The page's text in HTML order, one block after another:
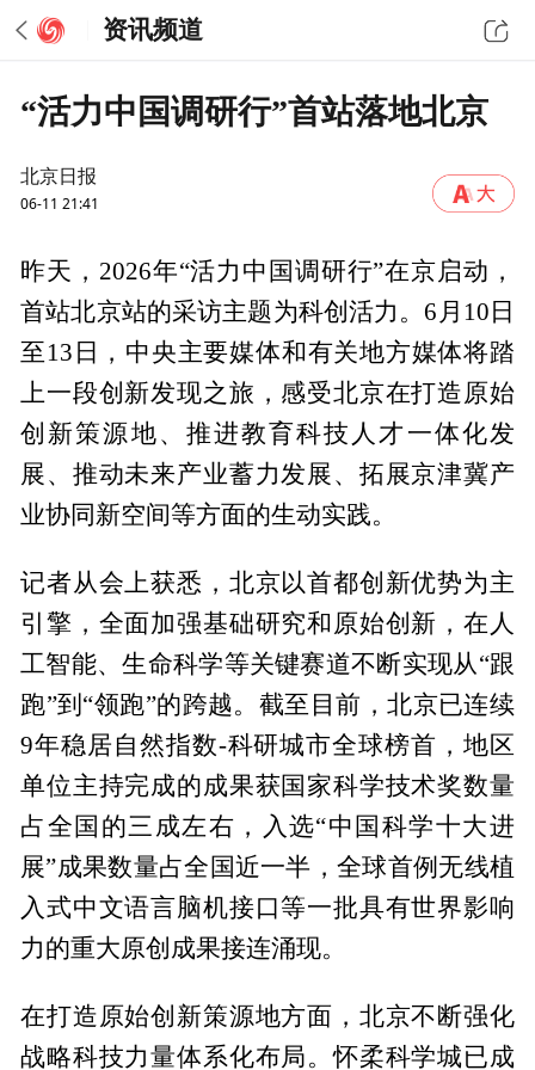
资讯频道
“活力中国调研行”首站落地北京
北京日报
06-11 21:41
昨天，2026年“活力中国调研行”在京启动，
首站北京站的采访主题为科创活力。6月10日
至13日，中央主要媒体和有关地方媒体将踏
上一段创新发现之旅，感受北京在打造原始
创新策源地、推进教育科技人才一体化发
展、推动未来产业蓄力发展、拓展京津冀产
业协同新空间等方面的生动实践。
记者从会上获悉，北京以首都创新优势为主
引擎，全面加强基础研究和原始创新，在人
工智能、生命科学等关键赛道不断实现从“跟
跑”到“领跑”的跨越。截至目前，北京已连续
9年稳居自然指数-科研城市全球榜首，地区
单位主持完成的成果获国家科学技术奖数量
占全国的三成左右，入选“中国科学十大进
展”成果数量占全国近一半，全球首例无线植
入式中文语言脑机接口等一批具有世界影响
力的重大原创成果接连涌现。
在打造原始创新策源地方面，北京不断强化
战略科技力量体系化布局。怀柔科学城已成